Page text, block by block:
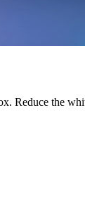
Reduce the